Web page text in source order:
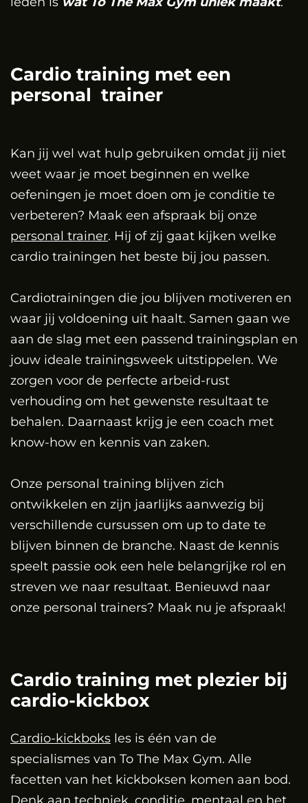
Cardio training met een
personal trainer
Kan jij wel wat hulp gebruiken omdat jij niet
weet waar je moet beginnen en welke
oefeningen je moet doen om je conditie te
verbeteren? Maak een afspraak bij onze
personal trainer. Hij of zij gaat kijken welke
cardio trainingen het beste bij jou passen.
Cardiotrainingen die jou blijven motiveren en
waar jij voldoening uit haalt. Samen gaan we
aan de slag met een passend trainingsplan en
jouw ideale trainingsweek uitstippelen. We
zorgen voor de perfecte arbeid-rust
verhouding om het gewenste resultaat te
behalen. Daarnaast krijg je een coach met
know-how en kennis van zaken.
Onze personal training blijven zich
ontwikkelen en zijn jaarlijks aanwezig bij
verschillende cursussen om up to date te
blijven binnen de branche. Naast de kennis
speelt passie ook een hele belangrijke rol en
streven we naar resultaat. Benieuwd naar
onze personal trainers? Maak nu je afspraak!
Cardio training met plezier bij
cardio-kickbox
Cardio-kickboks les is één van de
specialismes van To The Max Gym. Alle
facetten van het kickboksen komen aan bod.